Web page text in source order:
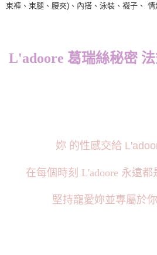
束褲、束腿、腰夾) 、內搭、泳裝、襪子、
L'adoore 葛瑞絲秘密
妳 的性感交給
在每個時刻 L'adoore 永遠
堅持寵愛妳並專屬於